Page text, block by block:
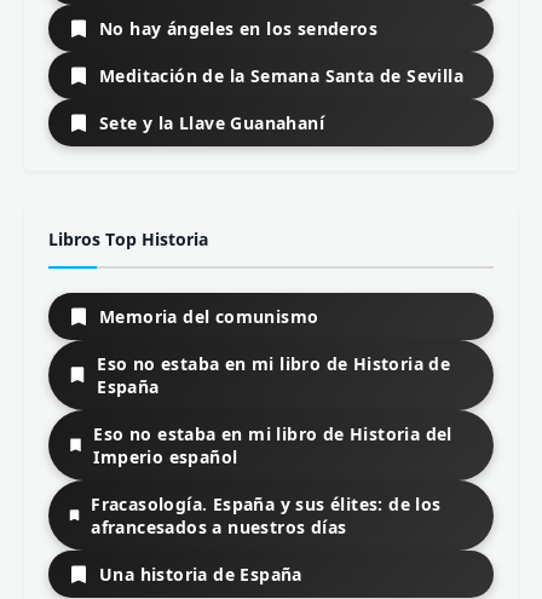
No hay ángeles en los senderos
Meditación de la Semana Santa de Sevilla
Sete y la Llave Guanahaní
Libros Top Historia
Memoria del comunismo
Eso no estaba en mi libro de Historia de
España
Eso no estaba en mi libro de Historia del
Imperio español
Fracasología. España y sus élites: de los
afrancesados a nuestros días
Una historia de España